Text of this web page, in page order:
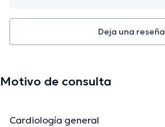
Deja una reseña
Motivo de consulta
Cardiología general